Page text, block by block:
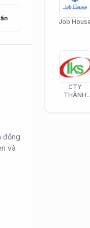
đồng
và
Job
CTY
THÀNH